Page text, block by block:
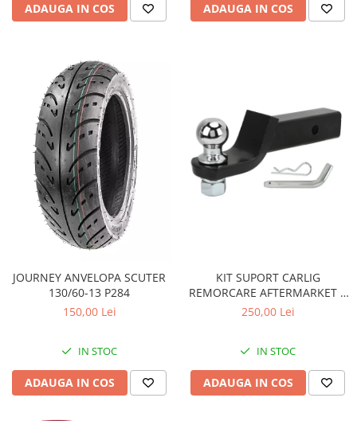
Pompa Presiune
Sistem Alimentare
Sonda Combustibil
CFMOTO
Linhai
Piese Snowmobil
Plastice
Aparatoare
Cleme
Sistem de Răcire
Pompe Apa
Radiatoare
ADAUGA IN COS ADAUGA IN COS
JOURNEY ANVELOPA SCUTER
130/60-13 P284
150,00 Lei
IN STOC
ADAUGA IN COS
KIT SUPORT CARLIG
REMORCARE AFTERMARKET 2
INCH CU BILA SI STIFT 3.4
250,00 Lei
IN STOC
ADAUGA IN COS